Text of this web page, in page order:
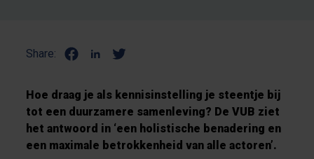
Share:
Hoe draag je als kennisinstelling je steentje bij
tot een duurzamere samenleving? De VUB ziet
het antwoord in ‘een holistische benadering en
een maximale betrokkenheid van alle actoren’.